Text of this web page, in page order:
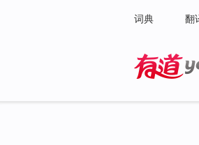
词典 翻